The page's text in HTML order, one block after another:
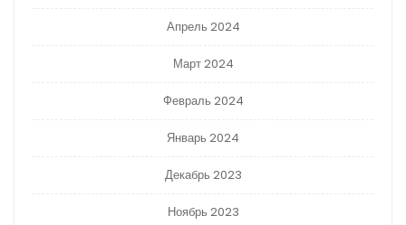
Апрель 2024
Март 2024
Февраль 2024
Январь 2024
Декабрь 2023
Ноябрь 2023